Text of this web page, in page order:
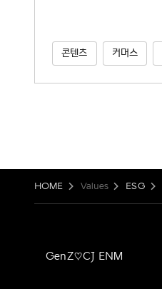
콘텐츠 커머스
HOME Values ESG
GenZ♡CJ ENM